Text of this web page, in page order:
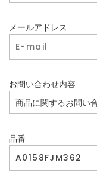
メールアドレス
お問い合わせ内容
品番